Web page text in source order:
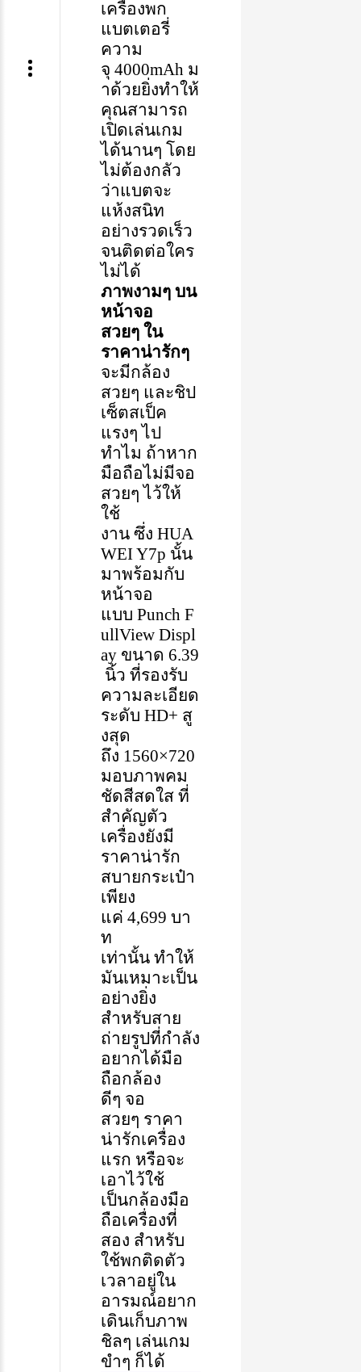
เครื่องพก
แบตเตอรี่
ความ
จุ 4000mAh ม
าด้วยยิ่งทำให้
คุณสามารถ
เปิดเล่นเกม
ได้นานๆ โดย
ไม่ต้องกลัว
ว่าแบตจะ
แห้งสนิท
อย่างรวดเร็ว
จนติดต่อใคร
ไม่ได้
ภาพงามๆ บน
หน้าจอ
สวยๆ ใน
ราคาน่ารักๆ
จะมีกล้อง
สวยๆ และชิป
เซ็ตสเป็ค
แรงๆ ไป
ทำไม ถ้าหาก
มือถือไม่มีจอ
สวยๆ ไว้ให้
ใช้
งาน ซึ่ง HUA
WEI Y7p นั้น
มาพร้อมกับ
หน้าจอ
แบบ Punch F
ullView Displ
ay ขนาด 6.39
นิ้ว ที่รองรับ
ความละเอียด
ระดับ HD+ สู
งสุด
ถึง 1560×720
มอบภาพคม
ชัดสีสดใส ที่
สำคัญตัว
เครื่องยังมี
ราคาน่ารัก
สบายกระเป๋า
เพียง
แค่ 4,699 บา
ท
เท่านั้น ทำให้
มันเหมาะเป็น
อย่างยิ่ง
สำหรับสาย
ถ่ายรูปที่กำลัง
อยากได้มือ
ถือกล้อง
ดีๆ จอ
สวยๆ ราคา
น่ารักเครื่อง
แรก หรือจะ
เอาไว้ใช้
เป็นกล้องมือ
ถือเครื่องที่
สอง สำหรับ
ใช้พกติดตัว
เวลาอยู่ใน
อารมณ์อยาก
เดินเก็บภาพ
ชิลๆ เล่นเกม
ขำๆ ก็ได้